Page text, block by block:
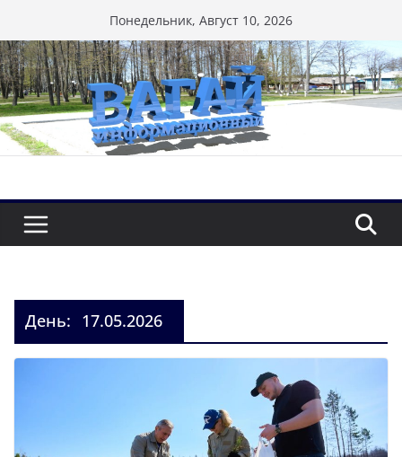
к
содержимому
Понедельник, Август 10, 2026
День: 17.05.2026